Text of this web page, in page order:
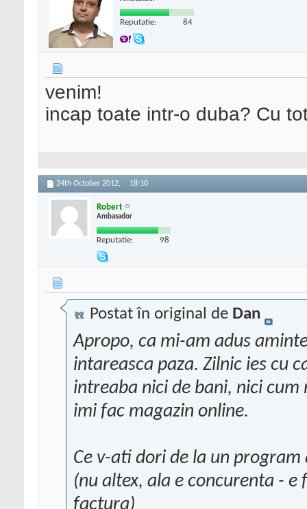
Reputatie: 84
venim!
incap toate intr-o duba? Cu
24th October 2012, 18:10
Robert
Ambasador
Reputatie: 98
Postat în original de Dan
Apropo, ca mi-am adus
intareasca paza. Zilnic ies cu
intreaba nici de bani, nici cum
imi fac magazin online.
Ce v-ati dori de la un
(nu altex, ala e concurenta -
factura)